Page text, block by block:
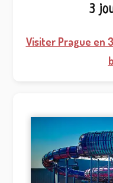
3
Visiter Prague en